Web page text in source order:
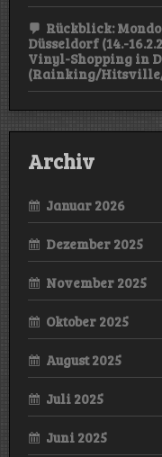
Rückblick:
Düsseldorf (14.-
Vinyl-Shopping in
(Rainking/Hitsville/
Archiv
Januar 2026
Dezember 2025
November 2025
Oktober 2025
August 2025
Juli 2025
Juni 2025